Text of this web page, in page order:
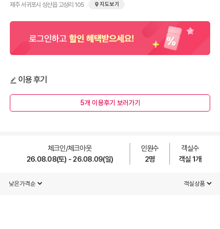
제주 서귀포시 성산읍 고성리 105 지도보기
이용 후기
5개 이용후기 보러가기
체크인/체크아웃
26.08.08(토) - 26.08.09(일)
인원수
2명
객실수
객실 1개